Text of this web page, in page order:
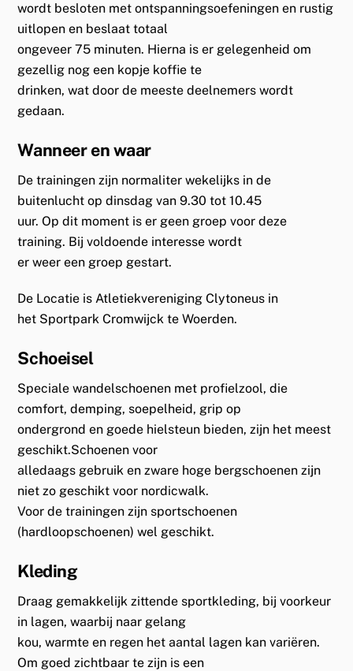
wordt besloten met ontspanningsoefeningen en rustig
uitlopen en beslaat totaal
ongeveer 75 minuten. Hierna is er gelegenheid om
gezellig nog een kopje koffie te
drinken, wat door de meeste deelnemers wordt
gedaan.
Wanneer en waar
De trainingen zijn normaliter wekelijks in de
buitenlucht op dinsdag van 9.30 tot 10.45
uur. Op dit moment is er geen groep voor deze
training. Bij voldoende interesse wordt
er weer een groep gestart.
De Locatie is Atletiekvereniging Clytoneus in
het Sportpark Cromwijck te Woerden.
Schoeisel
Speciale wandelschoenen met profielzool, die
comfort, demping, soepelheid, grip op
ondergrond en goede hielsteun bieden, zijn het meest
geschikt.Schoenen voor
alledaags gebruik en zware hoge bergschoenen zijn
niet zo geschikt voor nordicwalk.
Voor de trainingen zijn sportschoenen
(hardloopschoenen) wel geschikt.
Kleding
Draag gemakkelijk zittende sportkleding, bij voorkeur
in lagen, waarbij naar gelang
kou, warmte en regen het aantal lagen kan variëren.
Om goed zichtbaar te zijn is een